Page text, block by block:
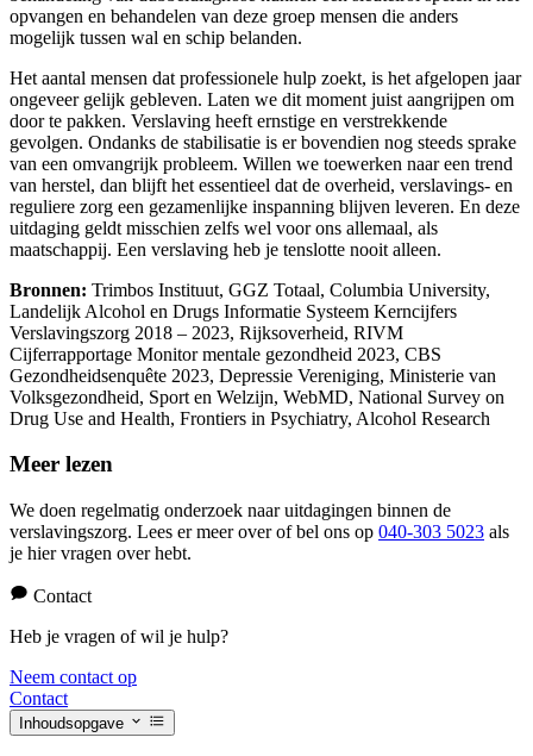
opvangen en behandelen van deze groep mensen die anders
mogelijk tussen wal en schip belanden.
Het aantal mensen dat professionele hulp zoekt, is het afgelopen jaar
ongeveer gelijk gebleven. Laten we dit moment juist aangrijpen om
door te pakken. Verslaving heeft ernstige en verstrekkende
gevolgen. Ondanks de stabilisatie is er bovendien nog steeds sprake
van een omvangrijk probleem. Willen we toewerken naar een trend
van herstel, dan blijft het essentieel dat de overheid, verslavings- en
reguliere zorg een gezamenlijke inspanning blijven leveren. En deze
uitdaging geldt misschien zelfs wel voor ons allemaal, als
maatschappij. Een verslaving heb je tenslotte nooit alleen.
Bronnen: Trimbos Instituut, GGZ Totaal, Columbia University,
Landelijk Alcohol en Drugs Informatie Systeem Kerncijfers
Verslavingszorg 2018 – 2023, Rijksoverheid, RIVM
Cijferrapportage Monitor mentale gezondheid 2023, CBS
Gezondheidsenquête 2023, Depressie Vereniging, Ministerie van
Volksgezondheid, Sport en Welzijn, WebMD, National Survey on
Drug Use and Health, Frontiers in Psychiatry, Alcohol Research
Meer lezen
We doen regelmatig onderzoek naar uitdagingen binnen de
verslavingszorg. Lees er meer over of bel ons op 040-303 5023 als
je hier vragen over hebt.
Contact
Heb je vragen of wil je hulp?
Neem contact op
Contact
Inhoudsopgave